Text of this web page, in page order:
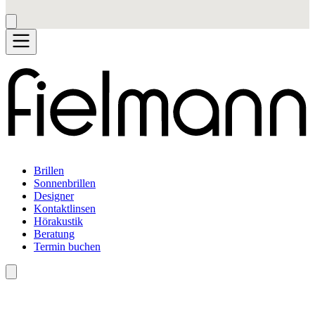
Brillen
Sonnenbrillen
Designer
Kontaktlinsen
Hörakustik
Beratung
Termin buchen